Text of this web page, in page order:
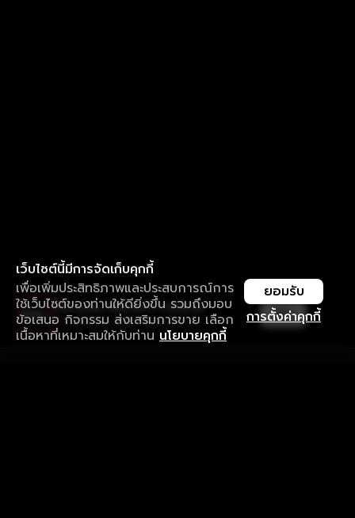
เว็บไซต์นี้มีการจัดเก็บคุกกี้
เพื่อเพิ่มประสิทธิภาพและประสบการณ์การ
ใช้เว็บไซต์ของท่านให้ดียิ่งขึ้น รวมถึงมอบ
ข้อเสนอ กิจกรรม ส่งเสริมการขาย เลือก
เนื้อหาที่เหมาะสมให้กับท่าน นโยบายคุกกี้
การตั้งค่าคุกกี้
ยอมรับ
ใช้งานแอป ลื่นไหลกว่า ไม่มีสะดุด
ดาวน์โหลดแอปเพื่อการรับชมที่ดีกว่า เปิด